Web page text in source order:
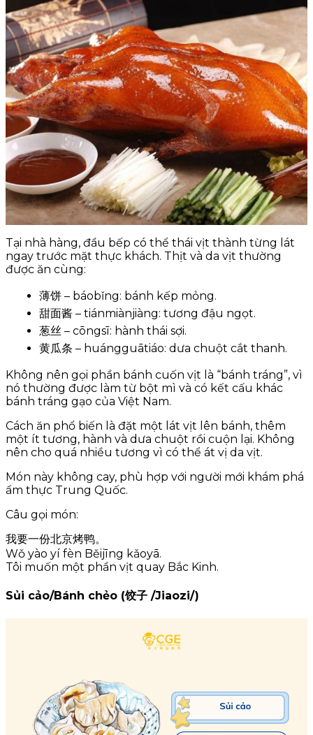
Tại nhà hàng, đầu bếp có thể thái vịt thành từng lát
ngay trước mặt thực khách. Thịt và da vịt thường
được ăn cùng:
薄饼 – báobǐng: bánh kếp mỏng.
甜面酱 – tiánmiànjiàng: tương đậu ngọt.
葱丝 – cōngsī: hành thái sợi.
黄瓜条 – huángguātiáo: dưa chuột cắt thanh.
Không nên gọi phần bánh cuốn vịt là “bánh tráng”, vì
nó thường được làm từ bột mì và có kết cấu khác
bánh tráng gạo của Việt Nam.
Cách ăn phổ biến là đặt một lát vịt lên bánh, thêm
một ít tương, hành và dưa chuột rồi cuộn lại. Không
nên cho quá nhiều tương vì có thể át vị da vịt.
Món này không cay, phù hợp với người mới khám phá
ẩm thực Trung Quốc.
Câu gọi món:
我要一份北京烤鸭。
Wǒ yào yí fèn Běijīng kǎoyā.
Tôi muốn một phần vịt quay Bắc Kinh.
Sủi cảo/Bánh chẻo (饺子 /Jiaozi/)